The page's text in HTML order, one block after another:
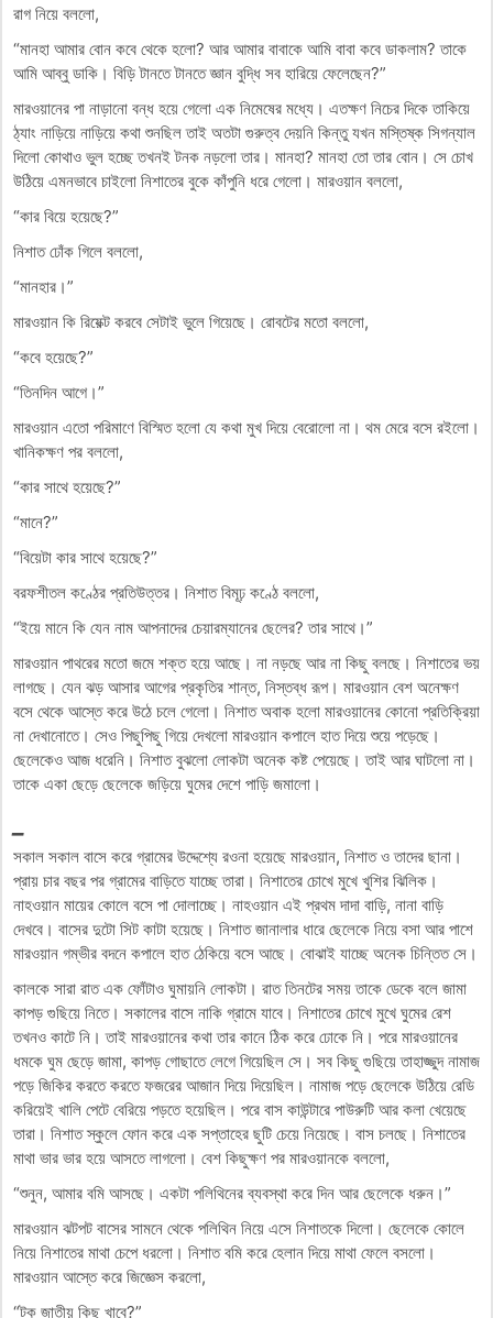
রাগ নিয়ে বললো,
“মানহা আমার বোন কবে থেকে হলো? আর আমার বাবাকে আমি বাবা কবে ডাকলাম? তাকে
আমি আব্বু ডাকি। বিড়ি টানতে টানতে জ্ঞান বুদ্ধি সব হারিয়ে ফেলেছেন?”
মারওয়ানের পা নাড়ানো বন্ধ হয়ে গেলো এক নিমেষের মধ্যে। এতক্ষণ নিচের দিকে তাকিয়ে
ঠ্যাং নাড়িয়ে নাড়িয়ে কথা শুনছিল তাই অতটা গুরুত্ব দেয়নি কিন্তু যখন মস্তিষ্ক সিগন্যাল
দিলো কোথাও ভুল হচ্ছে তখনই টনক নড়লো তার। মানহা? মানহা তো তার বোন। সে চোখ
উঠিয়ে এমনভাবে চাইলো নিশাতের বুকে কাঁপুনি ধরে গেলো। মারওয়ান বললো,
“কার বিয়ে হয়েছে?”
নিশাত ঢোঁক গিলে বললো,
“মানহার।”
মারওয়ান কি রিয়েক্ট করবে সেটাই ভুলে গিয়েছে। রোবটের মতো বললো,
“কবে হয়েছে?”
“তিনদিন আগে।”
মারওয়ান এতো পরিমাণে বিস্মিত হলো যে কথা মুখ দিয়ে বেরোলো না। থম মেরে বসে রইলো।
খানিকক্ষণ পর বললো,
“কার সাথে হয়েছে?”
“মানে?”
“বিয়েটা কার সাথে হয়েছে?”
বরফশীতল কণ্ঠের প্রতিউত্তর। নিশাত বিমূঢ় কণ্ঠে বললো,
“ইয়ে মানে কি যেন নাম আপনাদের চেয়ারম্যানের ছেলের? তার সাথে।”
মারওয়ান পাথরের মতো জমে শক্ত হয়ে আছে। না নড়ছে আর না কিছু বলছে। নিশাতের ভয়
লাগছে। যেন ঝড় আসার আগের প্রকৃতির শান্ত, নিস্তব্ধ রূপ। মারওয়ান বেশ অনেক্ষণ
বসে থেকে আস্তে করে উঠে চলে গেলো। নিশাত অবাক হলো মারওয়ানের কোনো প্রতিক্রিয়া
না দেখানোতে। সেও পিছুপিছু গিয়ে দেখলো মারওয়ান কপালে হাত দিয়ে শুয়ে পড়েছে।
ছেলেকেও আজ ধরেনি। নিশাত বুঝলো লোকটা অনেক কষ্ট পেয়েছে। তাই আর ঘাটলো না।
তাকে একা ছেড়ে ছেলেকে জড়িয়ে ঘুমের দেশে পাড়ি জমালো।
সকাল সকাল বাসে করে গ্রামের উদ্দেশ্যে রওনা হয়েছে মারওয়ান, নিশাত ও তাদের ছানা।
প্রায় চার বছর পর গ্রামের বাড়িতে যাচ্ছে তারা। নিশাতের চোখে মুখে খুশির ঝিলিক।
নাহওয়ান মায়ের কোলে বসে পা দোলাচ্ছে। নাহওয়ান এই প্রথম দাদা বাড়ি, নানা বাড়ি
দেখবে। বাসের দুটো সিট কাটা হয়েছে। নিশাত জানালার ধারে ছেলেকে নিয়ে বসা আর পাশে
মারওয়ান গম্ভীর বদনে কপালে হাত ঠেকিয়ে বসে আছে। বোঝাই যাচ্ছে অনেক চিন্তিত সে।
কালকে সারা রাত এক ফোঁটাও ঘুমায়নি লোকটা। রাত তিনটের সময় তাকে ডেকে বলে জামা
কাপড় গুছিয়ে নিতে। সকালের বাসে নাকি গ্রামে যাবে। নিশাতের চোখে মুখে ঘুমের রেশ
তখনও কাটে নি। তাই মারওয়ানের কথা তার কানে ঠিক করে ঢোকে নি। পরে মারওয়ানের
ধমকে ঘুম ছেড়ে জামা, কাপড় গোছাতে লেগে গিয়েছিল সে। সব কিছু গুছিয়ে তাহাজ্জুদ নামাজ
পড়ে জিকির করতে করতে ফজরের আজান দিয়ে দিয়েছিল। নামাজ পড়ে ছেলেকে উঠিয়ে রেডি
করিয়েই খালি পেটে বেরিয়ে পড়তে হয়েছিল। পরে বাস কাউন্টারে পাউরুটি আর কলা খেয়েছে
তারা। নিশাত স্কুলে ফোন করে এক সপ্তাহের ছুটি চেয়ে নিয়েছে। বাস চলছে। নিশাতের
মাথা ভার ভার হয়ে আসতে লাগলো। বেশ কিছুক্ষণ পর মারওয়ানকে বললো,
“শুনুন, আমার বমি আসছে। একটা পলিথিনের ব্যবস্থা করে দিন আর ছেলেকে ধরুন।”
মারওয়ান ঝটপট বাসের সামনে থেকে পলিথিন নিয়ে এসে নিশাতকে দিলো। ছেলেকে কোলে
নিয়ে নিশাতের মাথা চেপে ধরলো। নিশাত বমি করে হেলান দিয়ে মাথা ফেলে বসলো।
মারওয়ান আস্তে করে জিজ্ঞেস করলো,
“টক জাতীয় কিছু খাবে?”